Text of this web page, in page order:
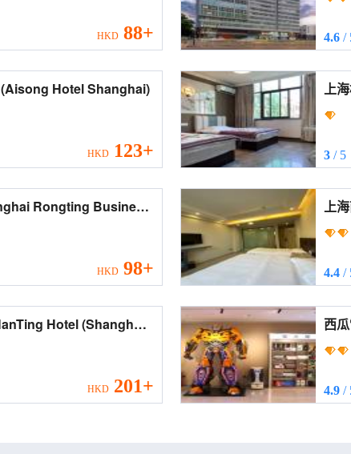
HKD 88+ 4.6/
上海芊尋酒店(松江站店) (Aisong Hotel Shanghai)
HKD 123+
上海
3/ 5
HKD 98+ 4.4/
HKD 201+
西瓜
4.9/